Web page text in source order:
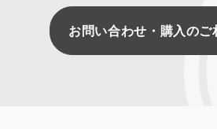
お問い合わせ・購入のご